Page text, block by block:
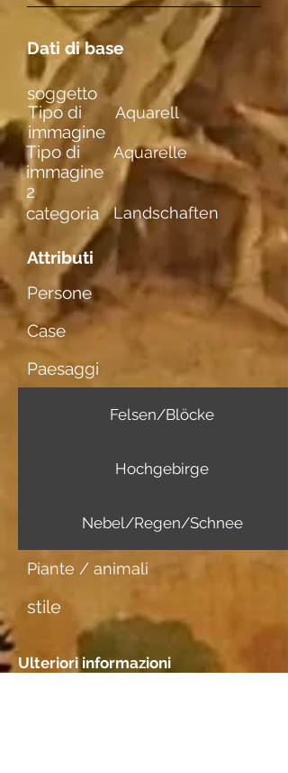
Dati di base
Tipo di
immagine
Aquarell
Tipo di
immagine
2
Aquarelle
categoria Landschaften
Attributi
Persone
Case
Paesaggi
Felsen/Blöcke
Hochgebirge
Nebel/Regen/Schnee
Piante / animali
stile
Ulteriori informazioni
soggetto